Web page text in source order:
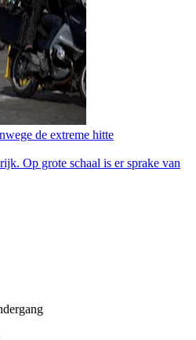
de extreme hitte
Op grote schaal is er sprake van